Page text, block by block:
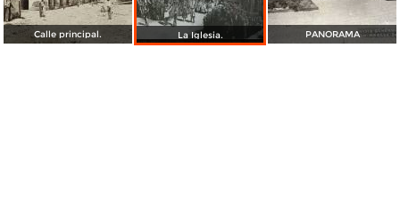
Calle principal. La Iglesia. PANORAMA